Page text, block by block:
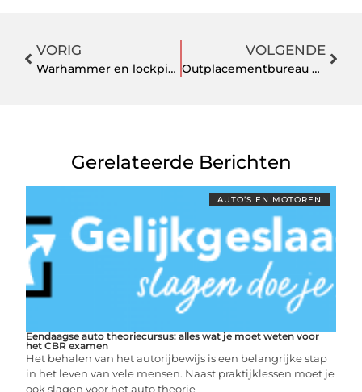
VORIG
Warhammer en lockpicking
VOLGENDE
Outplacementbureau Rotterdam
Gerelateerde Berichten
AUTO’S EN MOTOREN
Eendaagse auto theoriecursus: alles wat je moet weten voor
het CBR examen
Het behalen van het autorijbewijs is een belangrijke stap
in het leven van vele mensen. Naast praktijklessen moet je
ook slagen voor het auto theorie